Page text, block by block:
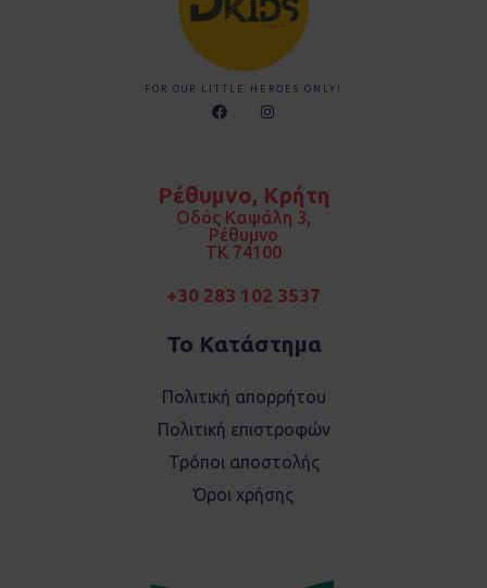
FOR OUR LITTLE HEROES ONLY!
F
a
o
I
n
r
a
m
Ρέθυμνο, Κρήτη
Οδός Καψάλη 3,
Ρέθυμνο
TK 74100
+30 283 102 3537
Το Κατάστημα
Πολιτική απορρήτου
Πολιτική επιστροφών
Τρόποι αποστολής
Όροι χρήσης